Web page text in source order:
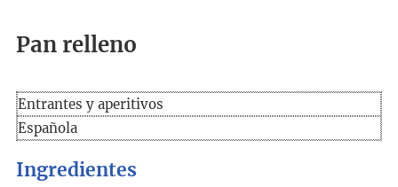
Pan relleno
Entrantes y aperitivos
Española
Ingredientes